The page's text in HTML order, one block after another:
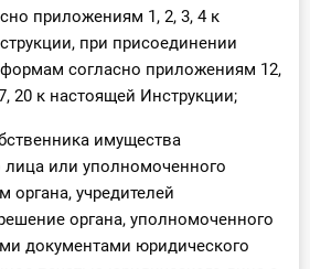
приложениям 1, 2, 3, 4 к
при присоединении
согласно приложениям 12,
20 к настоящей Инструкции;
имущества
лица или уполномоченного
органа, учредителей
органа, уполномоченного
документами юридического